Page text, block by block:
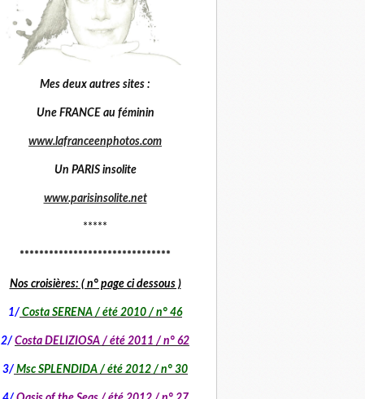
Mes deux autres sites :
Une FRANCE au féminin
www.lafranceenphotos.com
Un PARIS insolite
www.parisinsolite.net
*****
*******************************
Nos croisières: ( n° page ci dessous )
1/ Costa SERENA / été 2010 / n° 46
2/ Costa DELIZIOSA / été 2011 / n° 62
3/ Msc SPLENDIDA / été 2012 / n° 30